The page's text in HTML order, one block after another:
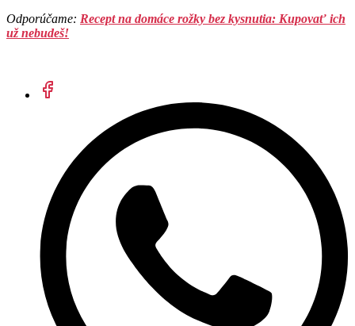
Odporúčame: Recept na domáce rožky bez kysnutia: Kupovať ich
už nebudeš!